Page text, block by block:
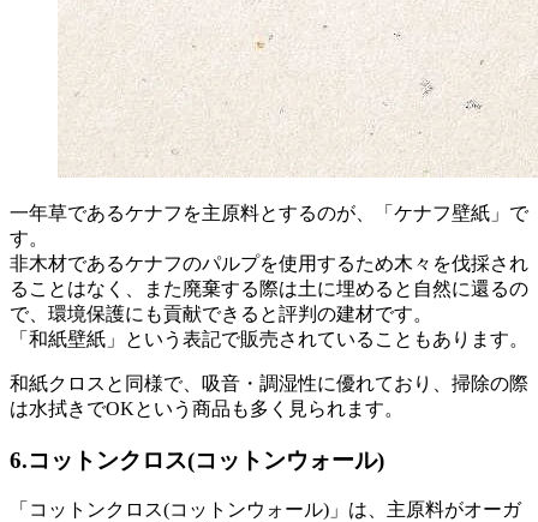
一年草であるケナフを主原料とするのが、「ケナフ壁紙」で
す。
非木材であるケナフのパルプを使用するため木々を伐採され
ることはなく、また廃棄する際は土に埋めると自然に還るの
で、環境保護にも貢献できると評判の建材です。
「和紙壁紙」という表記で販売されていることもあります。
和紙クロスと同様で、吸音・調湿性に優れており、掃除の際
は水拭きでOKという商品も多く見られます。
6.コットンクロス(コットンウォール)
「コットンクロス(コットンウォール)」は、主原料がオーガ